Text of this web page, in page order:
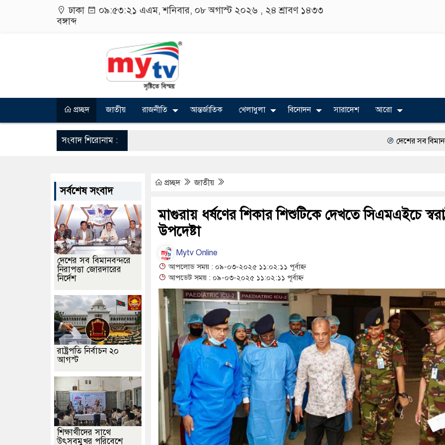
ঢাকা ০৯:৫৩:২১ এএম, শনিবার, ০৮ অগাস্ট ২০২৬ , ২৪ শ্রাবণ ১৪৩৩
বঙ্গাব্দ
প্রচ্ছদ জাতীয় রাজনীতি আন্তর্জাতিক খেলাধুলা বিনোদন সারাদেশ আরো
সংবাদ শিরোনাম : দেশের সব বিমানবন্দরে
অত্যাচারের ছবি যেন আর
সারজিস-পাটোয়ারীসহ ১০
‘স্কুটি নাকি গোল্ড?’
১৫২২ পুলিশ সদস্যকে চাকরিতে
সার্ককে আরও গতিশীল করতে
প্রধানমন্ত্রীর সঙ্গে নবনিযুক্ত
জামায়াত ফেরেশতাদের দল
প্রচ্ছদ জাতীয়
মাগুরায় ধর্ষণের শিকার শিশুটিকে দেখতে সিএমএইচে
উপদেষ্টা
Mytv Online
আপলোড সময় : ০৯-০৩-২০২৫ ১১:০২:১১ পূর্বাহ্ন
আপডেট সময় : ০৯-০৩-২০২৫ ১১:০২:১১ পূর্বাহ্ন
সর্বশেষ সংবাদ
দেশের সব বিমানবন্দরে
নিরাপত্তা জোরদারের
নির্দেশ
রাষ্ট্রপতি নির্বাচন ২০
আগস্ট
শিক্ষার্থীদের সাথে
উৎসবমুখর পরিবেশে